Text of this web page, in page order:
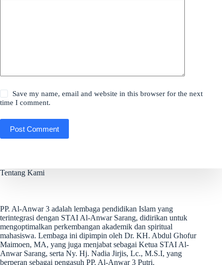
Save my name, email and website in this browser for the next
time I comment.
Post Comment
Tentang Kami
PP. Al-Anwar 3 adalah lembaga pendidikan Islam yang
terintegrasi dengan STAI Al-Anwar Sarang, didirikan untuk
mengoptimalkan perkembangan akademik dan spiritual
mahasiswa. Lembaga ini dipimpin oleh Dr. KH. Abdul Ghofur
Maimoen, MA, yang juga menjabat sebagai Ketua STAI Al-
Anwar Sarang, serta Ny. Hj. Nadia Jirjis, Lc., M.S.I, yang
berperan sebagai pengasuh PP. Al-Anwar 3 Putri.